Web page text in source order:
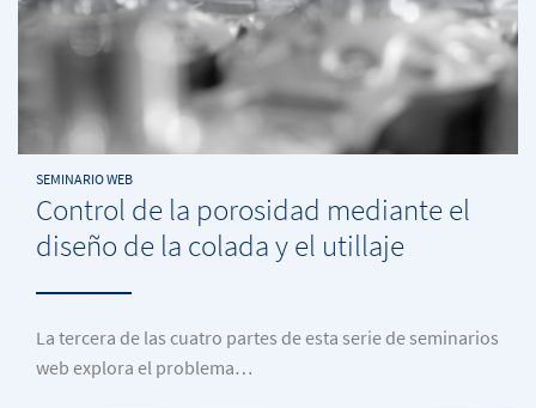
SEMINARIO WEB
Control de la porosidad mediante el
diseño de la colada y el utillaje
La tercera de las cuatro partes de esta serie de seminarios
web explora el problema…